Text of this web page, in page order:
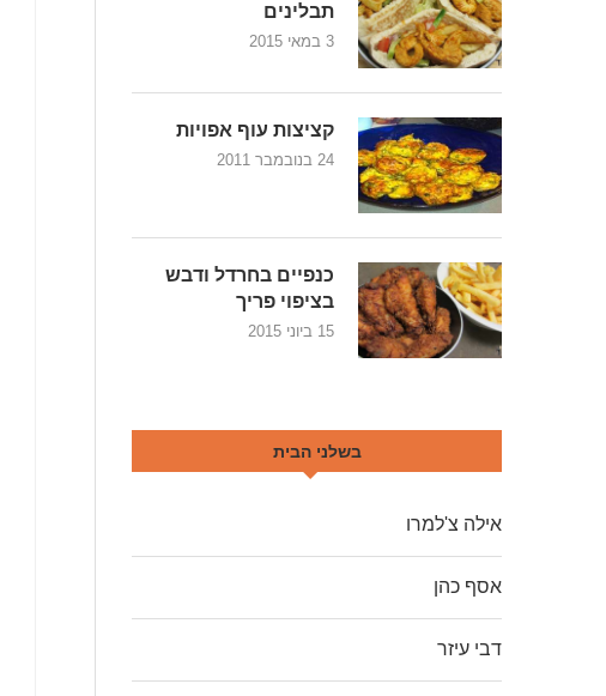
תבלינים
3 במאי 2015
קציצות עוף אפויות
24 בנובמבר 2011
כנפיים בחרדל ודבש
בציפוי פריך
15 ביוני 2015
בשלני הבית
אילה צ'למרו
אסף כהן
דבי עיזר